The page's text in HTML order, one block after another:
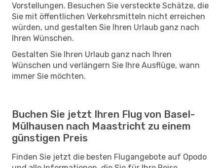
Vorstellungen. Besuchen Sie versteckte Schätze, die
Sie mit öffentlichen Verkehrsmitteln nicht erreichen
würden, und gestalten Sie Ihren Urlaub ganz nach
Ihren Wünschen.
Gestalten Sie Ihren Urlaub ganz nach Ihren
Wünschen und verlängern Sie Ihre Ausflüge, wann
immer Sie möchten.
Buchen Sie jetzt Ihren Flug von Basel-
Mülhausen nach Maastricht zu einem
günstigen Preis
Finden Sie jetzt die besten Flugangebote auf Opodo